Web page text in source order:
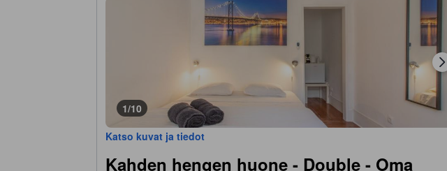
1/10
Katso kuvat ja tiedot
Kahden hengen huone - Double - Oma